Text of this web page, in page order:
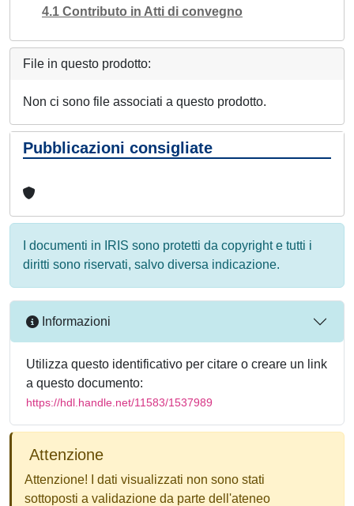
4.1 Contributo in Atti di convegno
File in questo prodotto:
Non ci sono file associati a questo prodotto.
Pubblicazioni consigliate
I documenti in IRIS sono protetti da copyright e tutti i
diritti sono riservati, salvo diversa indicazione.
Informazioni
Utilizza questo identificativo per citare o creare un link
a questo documento:
https://hdl.handle.net/11583/1537989
Attenzione
Attenzione! I dati visualizzati non sono stati
sottoposti a validazione da parte dell'ateneo